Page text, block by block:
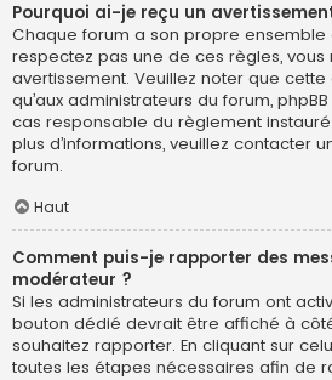
Pourquoi ai-je reçu un
Chaque forum a son propre ensemble
respectez pas une de ces règles, vous
avertissement. Veuillez noter que cette
qu’aux administrateurs du forum,
cas responsable du règlement
plus d’informations, veuillez contacter
forum.
Haut
Comment puis-je rapporter des
modérateur ?
Si les administrateurs du forum ont
bouton dédié devrait être affiché à
souhaitez rapporter. En cliquant sur
toutes les étapes nécessaires afin de